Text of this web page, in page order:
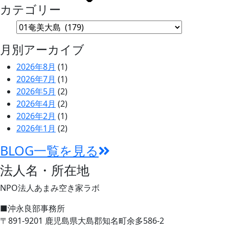
カテゴリー
月別アーカイブ
2026年8月 (1)
2026年7月 (1)
2026年5月 (2)
2026年4月 (2)
2026年2月 (1)
2026年1月 (2)
BLOG一覧を見る
法人名・所在地
NPO法人あまみ空き家ラボ
■沖永良部事務所
〒891-9201 鹿児島県大島郡知名町余多586-2